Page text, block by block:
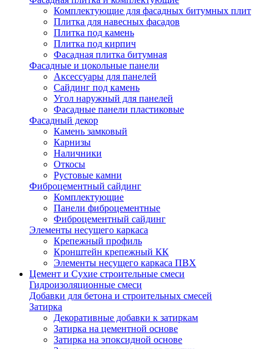
Комплектующие для фасадных битумных плит
Плитка для навесных фасадов
Плитка под камень
Плитка под кирпич
Фасадная плитка битумная
Фасадные и цокольные панели
Аксессуары для панелей
Сайдинг под камень
Угол наружный для панелей
Фасадные панели пластиковые
Фасадный декор
Камень замковый
Карнизы
Наличники
Откосы
Рустовые камни
Фиброцементный сайдинг
Комплектующие
Панели фиброцементные
Фиброцементный сайдинг
Элементы несущего каркаса
Крепежный профиль
Кронштейн крепежный КК
Элементы несущего каркаса ПВХ
Цемент и Сухие строительные смеси
Гидроизоляционные смеси
Добавки для бетона и строительных смесей
Затирка
Декоративные добавки к затиркам
Затирка на цементной основе
Затирка на эпоксидной основе